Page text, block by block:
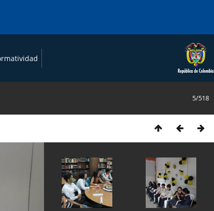
5/518